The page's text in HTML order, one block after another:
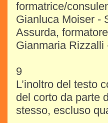
formatrice/
Gianluca Moiser -
Assurda,
Gianmaria Rizzalli
9
L’inoltro del testo
del corto da parte
stesso, escluso